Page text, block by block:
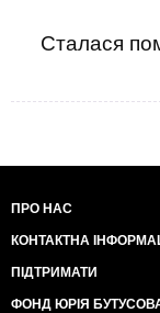
Сталася
ПРО НАС
КОНТАКТНА
ПІДТРИМАТИ
ФОНД ЮРІЯ